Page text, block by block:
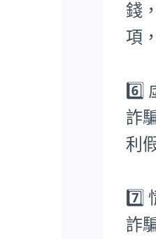
錢
項
6️⃣
詐
利
7️⃣
詐